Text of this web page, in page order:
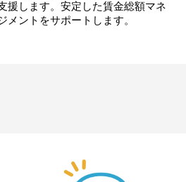
援します。安定した賃金総額マネ
メントをサポートします。